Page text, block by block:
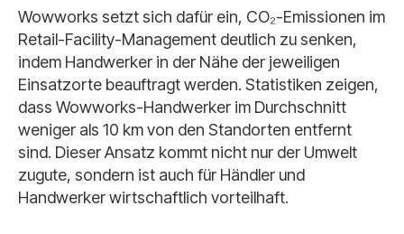
Wowworks setzt sich dafür ein, CO₂-Emissionen im
Retail-Facility-Management deutlich zu senken,
indem Handwerker in der Nähe der jeweiligen
Einsatzorte beauftragt werden. Statistiken zeigen,
dass Wowworks-Handwerker im Durchschnitt
weniger als 10 km von den Standorten entfernt
sind. Dieser Ansatz kommt nicht nur der Umwelt
zugute, sondern ist auch für Händler und
Handwerker wirtschaftlich vorteilhaft.